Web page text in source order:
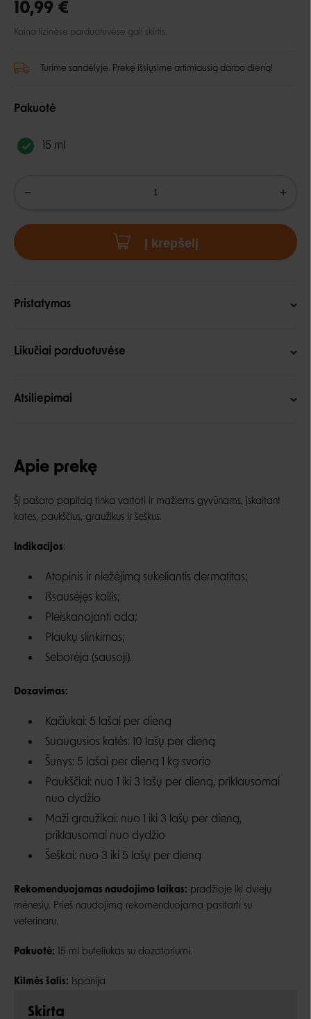
10,99 €
Kaina fizinėse parduotuvėse gali skirtis.
Turime sandėlyje. Prekę išsiųsime artimiausią darbo dieną!
Pakuotė
15 ml
Į krepšelį
Pristatymas
Likučiai parduotuvėse
Atsiliepimai
Apie prekę
Šį pašaro papildą tinka vartoti ir mažiems gyvūnams, įskaitant
kates, paukščius, graužikus ir šeškus.
Indikacijos:
Atopinis ir niežėjimą sukeliantis dermatitas;
Išsausėjęs kailis;
Pleiskanojanti oda;
Plaukų slinkimas;
Seborėja (sausoji).
Dozavimas:
Kačiukai: 5 lašai per dieną
Suaugusios katės: 10 lašų per dieną
Šunys: 5 lašai per dieną 1 kg svorio
Paukščiai: nuo 1 iki 3 lašų per dieną, priklausomai
nuo dydžio
Maži graužikai: nuo 1 iki 3 lašų per dieną,
priklausomai nuo dydžio
Šeškai: nuo 3 iki 5 lašų per dieną
Rekomenduojamas naudojimo laikas: pradžioje iki dviejų
mėnesių. Prieš naudojimą rekomenduojama pasitarti su
veterinaru.
Pakuotė: 15 ml buteliukas su dozatoriumi.
Kilmės šalis: Ispanija
Skirta